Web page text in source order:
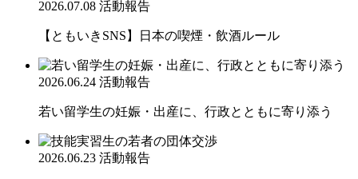
2026.07.08 活動報告
【ともいきSNS】日本の喫煙・飲酒ルール
2026.06.24 活動報告
若い留学生の妊娠・出産に、行政とともに寄り添う
2026.06.23 活動報告